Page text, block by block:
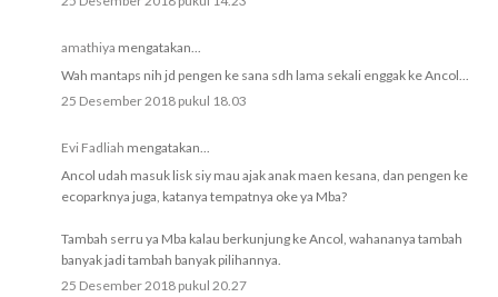
amathiya mengatakan...
Wah mantaps nih jd pengen ke sana sdh lama sekali enggak ke Ancol...
25 Desember 2018 pukul 18.03
Evi Fadliah mengatakan...
Ancol udah masuk lisk siy mau ajak anak maen kesana, dan pengen ke
ecoparknya juga, katanya tempatnya oke ya Mba?
Tambah serru ya Mba kalau berkunjung ke Ancol, wahananya tambah
banyak jadi tambah banyak pilihannya.
25 Desember 2018 pukul 20.27